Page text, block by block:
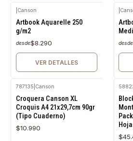
Canson
Artbook Aquarelle 250
g/m2
desde$8.290
VER DETALLES
desde
787135 Canson
Croquera Canson XL
Croquis A4 21x29,7cm 90gr
(Tipo Cuaderno)
$10.990